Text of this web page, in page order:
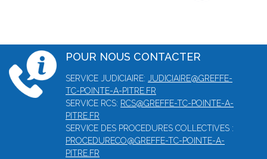
POUR NOUS CONTACTER
SERVICE JUDICIAIRE: JUDICIAIRE@GREFFE-
TC-POINTE-A-PITRE.FR
SERVICE RCS: RCS@GREFFE-TC-POINTE-A-
PITRE.FR
SERVICE DES PROCEDURES COLLECTIVES :
PROCEDURECO@GREFFE-TC-POINTE-A-
PITRE.FR